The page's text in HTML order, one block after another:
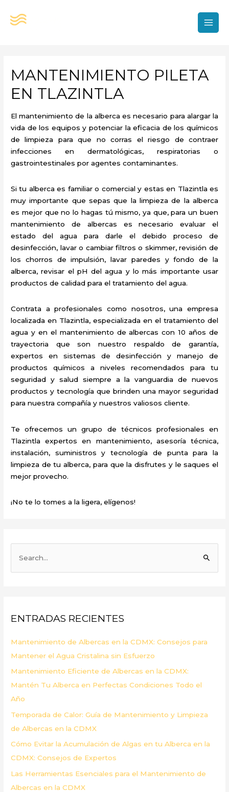
MANTENIMIENTO PILETA
EN TLAZINTLA
El mantenimiento de la alberca es necesario para alargar la
vida de los equipos y potenciar la eficacia de los químicos
de limpieza para que no corras el riesgo de contraer
infecciones en dermatológicas, respiratorias o
gastrointestinales por agentes contaminantes.
Si tu alberca es familiar o comercial y estas en Tlazintla es
muy importante que sepas que la limpieza de la alberca
es mejor que no lo hagas tú mismo, ya que, para un buen
mantenimiento de albercas es necesario evaluar el
estado del agua para darle el debido proceso de
desinfección, lavar o cambiar filtros o skimmer, revisión de
los chorros de impulsión, lavar paredes y fondo de la
alberca, revisar el pH del agua y lo más importante usar
productos de calidad para el tratamiento del agua.
Contrata a profesionales como nosotros, una empresa
localizada en Tlazintla, especializada en el tratamiento del
agua y en el mantenimiento de albercas con 10 años de
trayectoria que son nuestro respaldo de garantía,
expertos en sistemas de desinfección y manejo de
productos químicos a niveles recomendados para tu
seguridad y salud siempre a la vanguardia de nuevos
productos y tecnología que brinden una mayor seguridad
para nuestra compañía y nuestros valiosos cliente.
Te ofrecemos un grupo de técnicos profesionales en
Tlazintla expertos en mantenimiento, asesoría técnica,
instalación, suministros y tecnología de punta para la
limpieza de tu alberca, para que la disfrutes y le saques el
mejor provecho.
¡No te lo tomes a la ligera, elígenos!
r
o
r
:
ENTRADAS RECIENTES
Mantenimiento de Albercas en la CDMX: Consejos para
Mantener el Agua Cristalina sin Esfuerzo
Mantenimiento Eficiente de Albercas en la CDMX:
Mantén Tu Alberca en Perfectas Condiciones Todo el
Año
Temporada de Calor: Guía de Mantenimiento y Limpieza
de Albercas en la CDMX
Cómo Evitar la Acumulación de Algas en tu Alberca en la
CDMX: Consejos de Expertos
Las Herramientas Esenciales para el Mantenimiento de
Albercas en la CDMX